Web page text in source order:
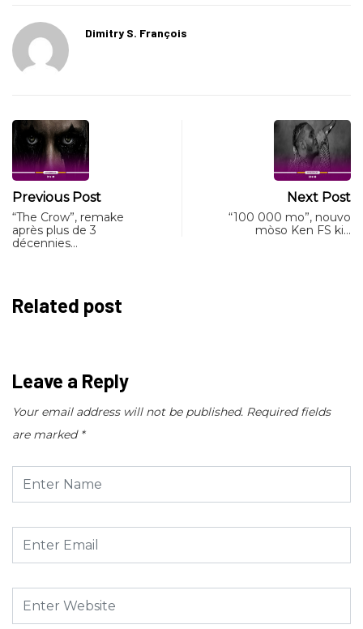
Dimitry S. François
Previous Post
“The Crow”, remake
après plus de 3
décennies…
Next Post
“100 000 mo”, nouvo
mòso Ken FS ki…
Related post
Leave a Reply
Your email address will not be published. Required fields
are marked *